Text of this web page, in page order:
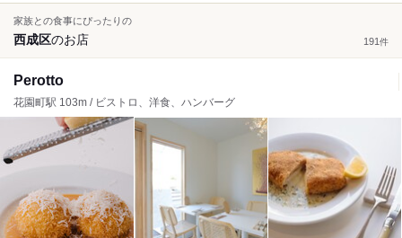
家族との食事にぴったりの
西成区のお店 191 件
Perotto
花園町駅 103m / ビストロ、洋食、ハンバーグ